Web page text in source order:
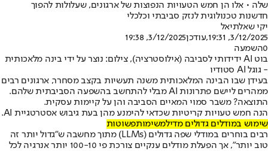
שלה • אלו הן חמש הטעויות הנפוצות של ארגונים, שעלולות להפוך
חדשנות טכנולוגית לנזק סביבתי וכלכלי
יקי שאלתיאל
3/12/2025, 19:31
,עודכן3/12/2025, 19:38
0השמעה
בוט AI ידידותי לסביבה (אילוסטרציה), צילום: נוצר על ידי בינה מלאכותית
- גוגל AI סטודיו
בעידן שבו הבינה המלאכותית משנה תעשיות בקצב מסחרר, ארגונים רבים
ממהרים ליישם פתרונות AI מבלי להתחשב בהשפעה הסביבתית שלהם.
התוצאה? משבר סמוי המאיים הסביבה והן על קיימות עסקית.
הנה חמש טעויות קריטיות שכדאי להימנע מהן בעת גיבוש אסטרטגיית AI.
שימוש במודלים גדולים מדילמשימותפשוטות
רבים בוחרים במודלי שפה גדולים (LLMs) מתוך מחשבה ש"גדול יותר זה
טוב יותר", אך הפעלת מודלים ענקיים צורכת פי 100-10 יותר אנרגיה לכל